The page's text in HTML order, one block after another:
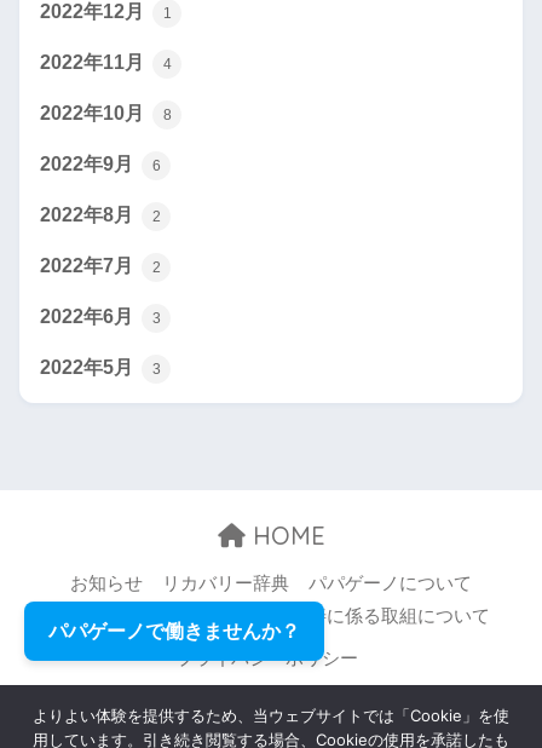
2022年12月 1
2022年11月 4
2022年10月 8
2022年9月 6
2022年8月 2
2022年7月 2
2022年6月 3
2022年5月 3
HOME
お知らせ リカバリー辞典
パパゲーノについて
職場環境等の改善に係る取組について
プライバシーポリシー
© 2026 Papageno,Inc. All rights reserved.
パパゲーノで働きませんか？
よりよい体験を提供するため、当ウェブサイトでは「Cookie」を使
用しています。引き続き閲覧する場合、Cookieの使用を承諾したも